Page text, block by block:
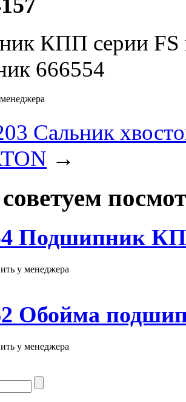
КПП серии FS
666554
Сальник
→
Подшипник
у менеджера
Обойма
у менеджера